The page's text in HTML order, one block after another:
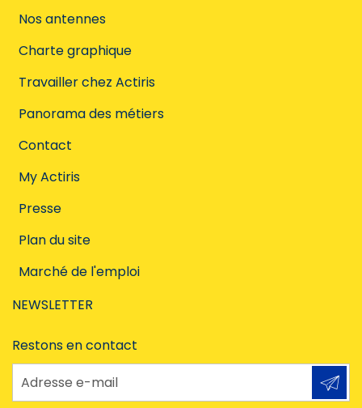
Nos antennes
Charte graphique
Travailler chez Actiris
Panorama des métiers
Contact
My Actiris
Presse
Plan du site
Marché de l'emploi
NEWSLETTER
Restons en contact
Adresse e-mail